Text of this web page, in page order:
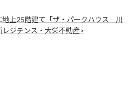
地上25階建て「ザ・パークハウス 川
ジテンス・大栄不動産>